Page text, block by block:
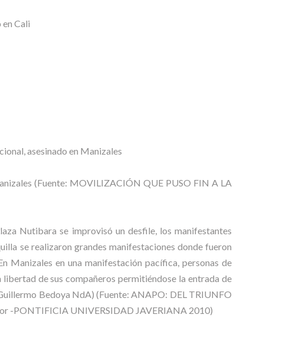
Cali
asesinado en Manizales
(Fuente: MOVILIZACIÓN QUE PUSO FIN A LA
Nutibara se improvisó un desfile, los manifestantes
se realizaron grandes manifestaciones donde fueron
Manizales en una manifestación pacífica, personas de
de sus compañeros permitiéndose la entrada de
Bedoya NdA) (Fuente: ANAPO: DEL TRIUNFO
-PONTIFICIA UNIVERSIDAD JAVERIANA 2010)